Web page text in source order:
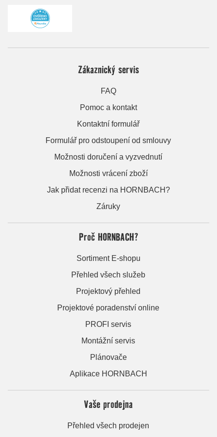
Zákaznický servis
FAQ
Pomoc a kontakt
Kontaktní formulář
Formulář pro odstoupení od smlouvy
Možnosti doručení a vyzvednutí
Možnosti vrácení zboží
Jak přidat recenzi na HORNBACH?
Záruky
Proč HORNBACH?
Sortiment E-shopu
Přehled všech služeb
Projektový přehled
Projektové poradenství online
PROFI servis
Montážní servis
Plánovače
Aplikace HORNBACH
Vaše prodejna
Přehled všech prodejen